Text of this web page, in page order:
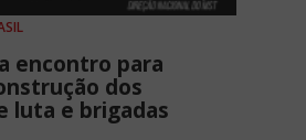
encontro para
dos
luta e brigadas